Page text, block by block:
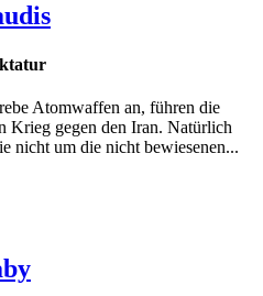
Atomwaffen an, führen die
Krieg gegen den Iran. Natürlich
nicht um die nicht bewiesenen...